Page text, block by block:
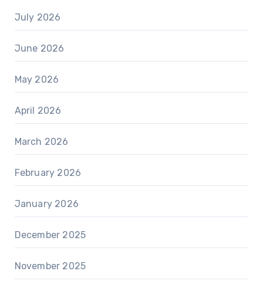
July 2026
June 2026
May 2026
April 2026
March 2026
February 2026
January 2026
December 2025
November 2025